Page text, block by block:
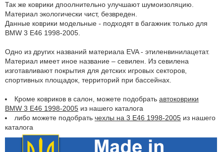
Так же коврики дпоолнительно улучшают шумоизоляцию.
Материал экологически чист, безвреден.
Данные коврики модельные - подходят в багажник только для
BMW 3 E46 1998-2005.
Одно из других названий материала EVA - этиленвинилацетат.
Материал имеет иное название – севилен. Из севилена
изготавливают покрытия для детских игровых секторов,
спортивных площадок, территорий при бассейнах.
Кроме ковриков в салон, можете подобрать автоковрики
BMW 3 E46 1998-2005 из нашего каталога
либо можете подобрать чехлы на 3 E46 1998-2005 из нашего
каталога